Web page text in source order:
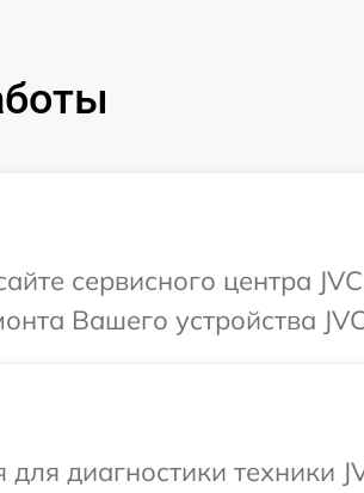
сервисного центра
Вашего устройства
диагностики техники